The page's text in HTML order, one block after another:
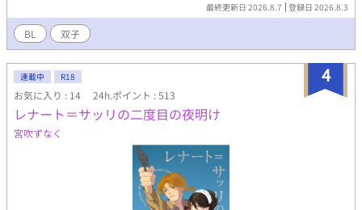
最終更新日 2026.8.7 登録日 2026.8.3
BL 双子
4
連載中 R18
お気に入り : 14 24h.ポイント : 513
レナート＝サッリの二度目の夜明け
宮吹ずなく